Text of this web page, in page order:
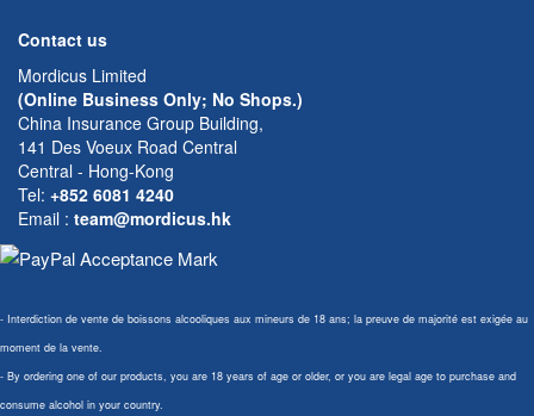
Contact us
Mordicus Limited
(Online Business Only; No Shops.)
China Insurance Group Building,
141 Des Voeux Road Central
Central - Hong-Kong
Tel: +852 6081 4240
Email : team@mordicus.hk
- Interdiction de vente de boissons alcooliques aux mineurs de 18 ans; la preuve de majorité est exigée au
moment de la vente.
- By ordering one of our products, you are 18 years of age or older, or you are legal age to purchase and
consume alcohol in your country.